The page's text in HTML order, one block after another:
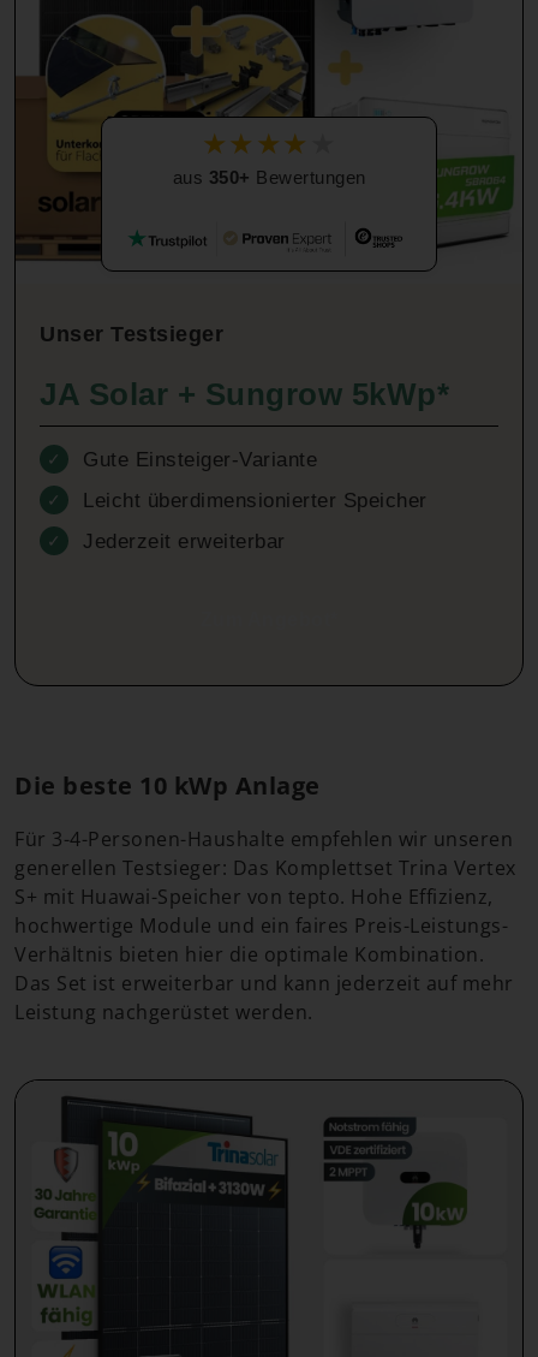
★★ ★★
aus 350+ Bewertungen
Unser Testsieger
JA Solar + Sungrow 5kWp*
✓ Gute Einsteiger-Variante
✓ Leicht überdimensionierter Speicher
✓ Jederzeit erweiterbar
Die beste 10 kWp Anlage
Für 3-4-Personen-Haushalte empfehlen wir unseren
generellen Testsieger: Das Komplettset Trina Vertex
S+ mit Huawai-Speicher von tepto. Hohe Effizienz,
hochwertige Module und ein faires Preis-Leistungs-
Verhältnis bieten hier die optimale Kombination.
Das Set ist erweiterbar und kann jederzeit auf mehr
Leistung nachgerüstet werden.